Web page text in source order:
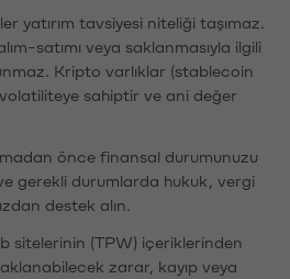
yatırım tavsiyesi niteliği taşımaz.
satımı veya saklanmasıyla ilgili
Kripto varlıklar (stablecoin
sahiptir ve ani değer
önce finansal durumunuzu
gerekli durumlarda hukuk, vergi
destek alın.
sitelerinin (TPW) içeriklerinden
zarar, kayıp veya